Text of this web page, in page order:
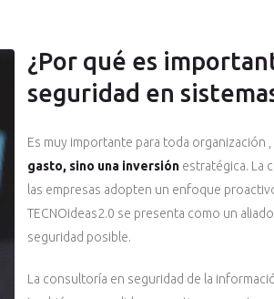
¿Por qué es
seguridad en
Es muy importante para toda organización ,
gasto, sino una inversión estratégica. La
las empresas adopten un enfoque
TECNOideas2.0 se presenta como un
seguridad posible.
La consultoría en seguridad de la